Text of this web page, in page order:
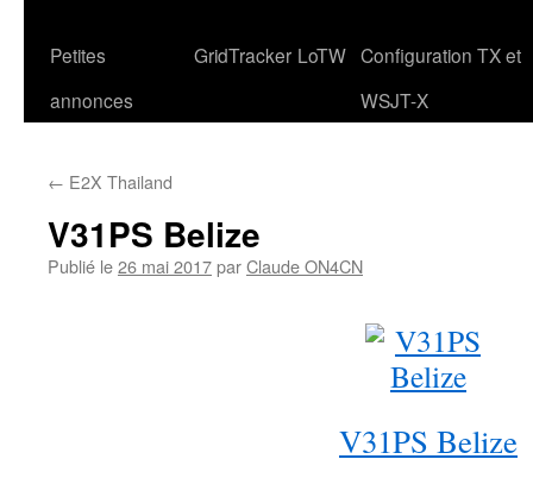
Petites
annonces
GridTracker LoTW Configuration TX et
WSJT-X
← E2X Thailand
V31PS Belize
Publié le26 mai 2017parClaude ON4CN
V31PS Belize